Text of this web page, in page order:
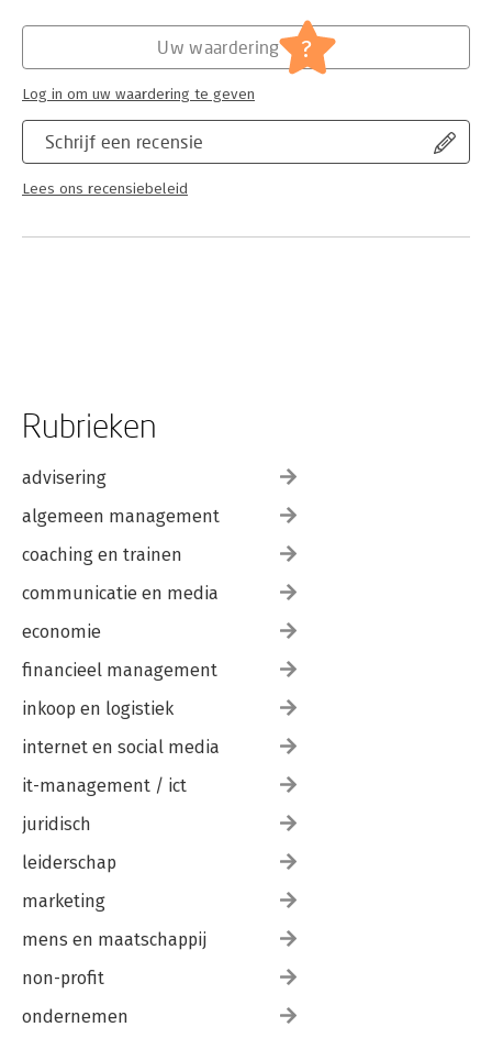
Schrijf een recensie
Lees ons recensiebeleid
Uw waardering ?
Log in om uw waardering te geven
Rubrieken
advisering
algemeen management
coaching en trainen
communicatie en media
economie
financieel management
inkoop en logistiek
internet en social media
it-management / ict
juridisch
leiderschap
marketing
mens en maatschappij
non-profit
ondernemen